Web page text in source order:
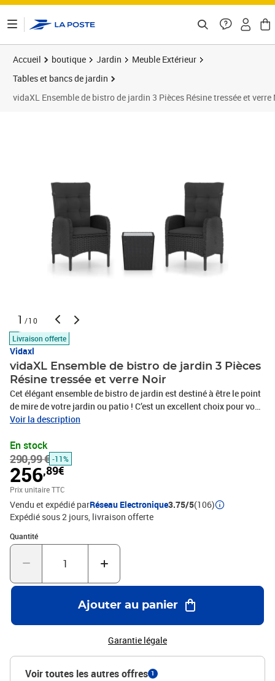
Accueil boutique Jardin
Meuble Extérieur
Tables et bancs de jardin
vidaXL Ensemble de bistro de jardin 3 Pièces Résine tressée et verre
1 /10
Livraison offerte
Vidaxl
vidaXL Ensemble de bistro de jardin 3 Pièces
Résine tressée et verre Noir
Cet élégant ensemble de bistro de jardin est destiné à être le point
de mire de votre jardin ou patio ! C’est un excellent choix pour vous
détendre dans les espaces extérieurs ! Les cadres en acier enduit
constructions légères, tous les articles sont faciles à déplacer. La
résine tressée résistante aux intempéries et le dessus en verre sont
faciles à nettoyer avec un chiffon humide. Les fauteuils sont
conçus avec des dossiers incurvés et des accoudoirs pour un
confort maximal. Les coussins sont inclus pour un soutien
supplémentaire et la housse à fermeture éclair est amovible pour
faciliter le lavage.Couleur : NoirMatériau : résine tressée, acier,
verre, tissu (100 % polyester)Dimensions de la table basse : 41,5 x
41,5 x 43 cm (L x l x H)Dimensions de la chaise : 58 x 63 x 108 cm (l
x P x H)Dimensions du siège : 44/49,5 x 54 x 12 cm (l x P x
dossier : 43/51 x 95 cm (l x H)Épaisseur du coussin de siège : 4
cmDossiers inclinablesCapacité de charge maximale (par siège) :
110 kgL'assemblage est requisLa livraison contient :1 x table
basse2 x fauteuil
Voir la description
En stock
290,99 € -11%
256,89€
Prix unitaire TTC
Vendu et expédié parRéseau Electronique3.75/5(106)
Expédié sous 2 jours livraison offerte
Quantité
Quantité : 1
Ajouter au panier
Garantie légale
Voir toutes les autres offres 1